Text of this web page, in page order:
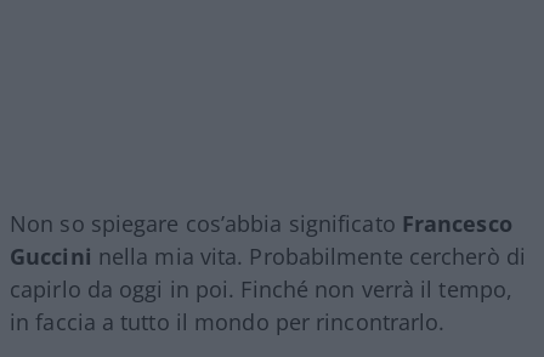
Non so spiegare cos’abbia significato Francesco
Guccini nella mia vita. Probabilmente cercherò di
capirlo da oggi in poi. Finché non verrà il tempo,
in faccia a tutto il mondo per rincontrarlo.